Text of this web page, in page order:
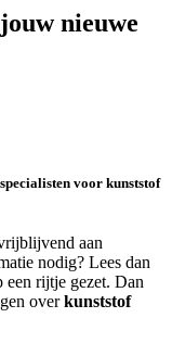
nieuwe
voor kunststof
aan
nodig? Lees dan
een rijtje gezet. Dan
overkunststof